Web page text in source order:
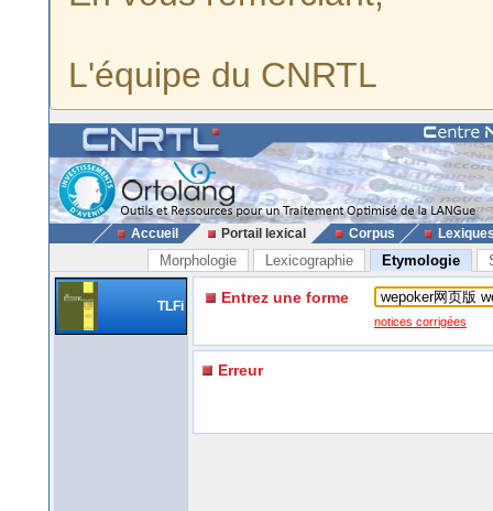
L'équipe du CNRTL
Accueil Portail lexical Corpus
Morphologie Lexicographie Etymologie
TLFi Entrez une forme
notices corrigées
Erreur